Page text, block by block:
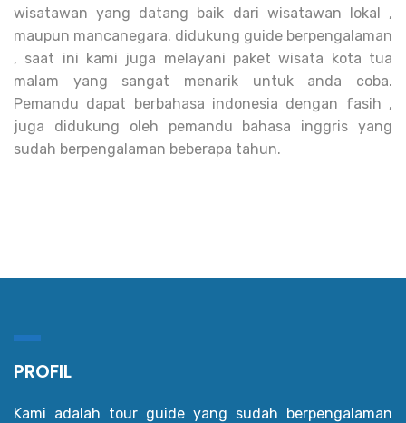
wisatawan yang datang baik dari wisatawan lokal ,
maupun mancanegara. didukung guide berpengalaman
, saat ini kami juga melayani paket wisata kota tua
malam yang sangat menarik untuk anda coba.
Pemandu dapat berbahasa indonesia dengan fasih ,
juga didukung oleh pemandu bahasa inggris yang
sudah berpengalaman beberapa tahun.
PROFIL
Kami adalah tour guide yang sudah berpengalaman